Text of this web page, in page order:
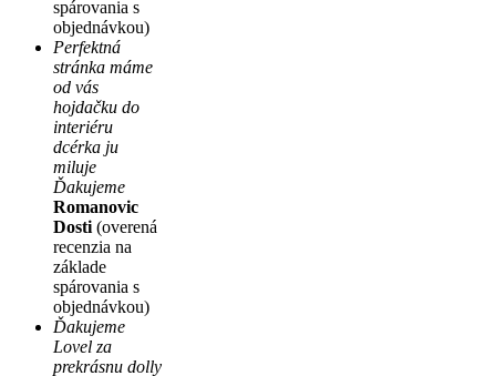
spárovania s
objednávkou)
Perfektná
stránka máme
od vás
hojdačku do
interiéru
dcérka ju
miluje
Ďakujeme
Romanovic
Dosti (overená
recenzia na
základe
spárovania s
objednávkou)
Ďakujeme
Lovel za
prekrásnu dolly